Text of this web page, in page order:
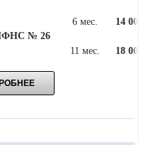
№ 26
6 мес. 14
11 мес. 18